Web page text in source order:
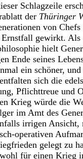
Schlagzeile
der Thüringer
von Chefs
gewirkt. Als
hielt
Ende seines
ein schöner,
sich die
Pflichttreue und
Krieg würde die
im Amt des
irrigen Ansicht,
operativen
gelegt zu
für einen Krieg